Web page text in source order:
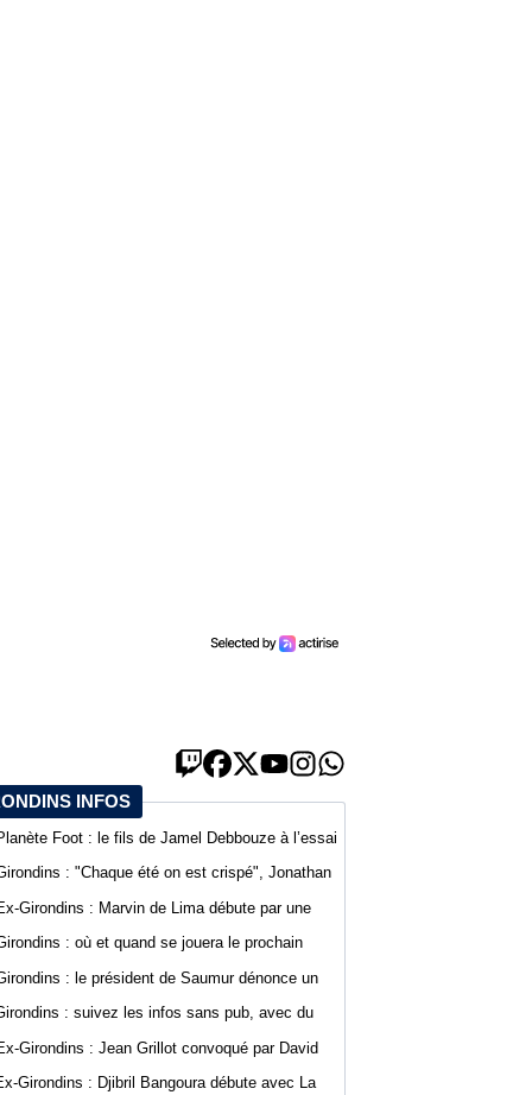
INFOS
Foot : le fils de Jamel Debbouze à l’essai
: "Chaque été on est crispé", Jonathan
Girondins : Marvin de Lima débute par une
: où et quand se jouera le prochain
: le président de Saumur dénonce un
: suivez les infos sans pub, avec du
Girondins : Jean Grillot convoqué par David
Girondins : Djibril Bangoura débute avec La